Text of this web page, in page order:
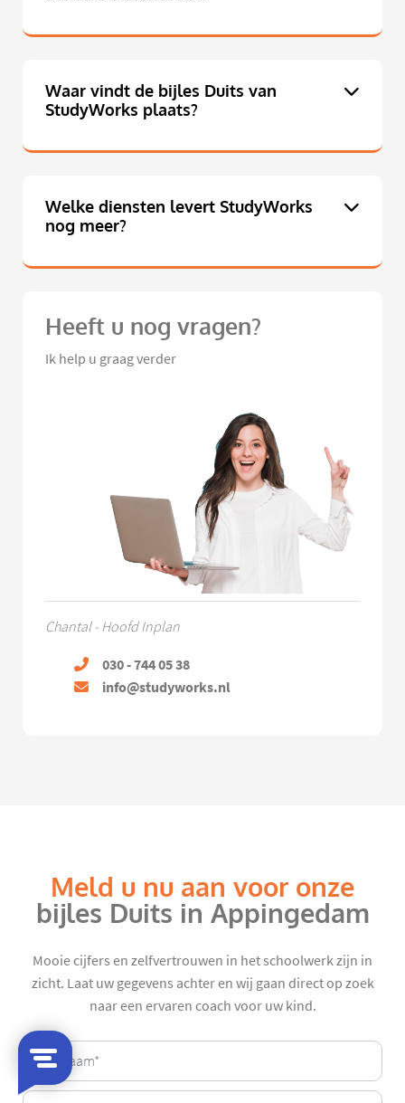
Waar vindt de bijles Duits van
StudyWorks plaats?
Welke diensten levert StudyWorks
nog meer?
Heeft u nog vragen?
Ik help u graag verder
Chantal - Hoofd Inplan
030 - 744 05 38
info@studyworks.nl
Meld u nu aan voor onze
bijles Duits in Appingedam
Mooie cijfers en zelfvertrouwen in het schoolwerk zijn in
zicht. Laat uw gegevens achter en wij gaan direct op zoek
naar een ervaren coach voor uw kind.